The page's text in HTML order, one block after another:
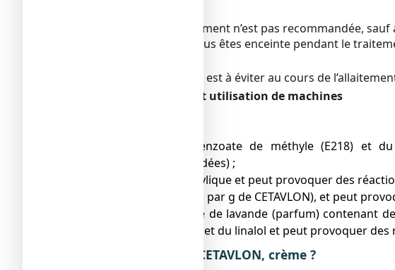
L'utilisation de ce médicament n’est pas recommandée,
Si vous découvrez que vous êtes enceinte pendant le
L’utilisation de CETAVLON est à éviter au cours de
Conduite de véhicules et utilisation de machines
● du parahydroxybenzoate de méthyle (E218) et
(éventuellement retardées) ;
● de l’alcool cétostéarylique et peut provoquer des
● de l’éthanol (0,84 mg par g de CETAVLON), et peut
● de l’huile essentielle de lavande (parfum) contenant
géraniol, du limonène et du linalol et peut provoquer
3. COMMENT UTILISER CETAVLON, crème ?